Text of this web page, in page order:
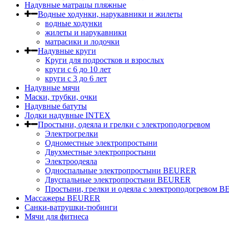
Надувные матрацы пляжные
Водные ходунки, нарукавники и жилеты
водные ходунки
жилеты и нарукавники
матрасики и лодочки
Надувные круги
Круги для подростков и взрослых
круги с 6 до 10 лет
круги c 3 до 6 лет
Надувные мячи
Маски, трубки, очки
Надувные батуты
Лодки надувные INTEX
Простыни, одеяла и грелки с электроподогревом
Электрогрелки
Одноместные электропростыни
Двухместные электропростыни
Электроодеяла
Односпальные электропростыни BEURER
Двуспальные электропростыни BEURER
Простыни, грелки и одеяла с электроподогревом
Массажеры BEURER
Санки-ватрушки-тюбинги
Мячи для фитнеса